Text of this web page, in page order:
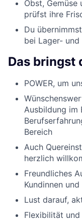
Obst, Gemüse
prüfst ihre
Du
bei Lager-
Das bringst
POWER, um
Ausbildung im
Bereich
Auch
herzlich
Freundliches
Kundinnen und
Lust darauf,
Flexibilität und